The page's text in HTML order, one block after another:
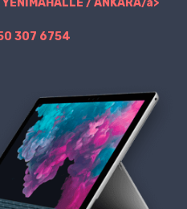
/ ANKARA/a>
307 6754